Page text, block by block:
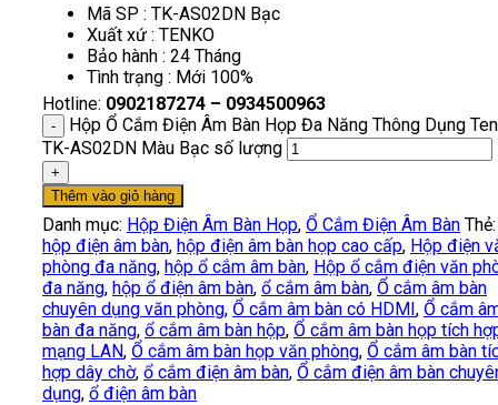
Mã SP : TK-AS02DN Bạc
Xuất xứ : TENKO
Bảo hành : 24 Tháng
Tình trạng : Mới 100%
Hotline: 0902187274 – 0934500963
Hộp Ổ Cắm Điện Âm Bàn Họp Đa Năng Thông Dụng
TK-AS02DN Màu Bạc số lượng
Thêm vào giỏ hàng
Danh mục: Hộp Điện Âm Bàn Họp, Ổ Cắm Điện Âm Bàn Thẻ:
hộp điện âm bàn, hộp điện âm bàn họp cao cấp, Hộp điện
phòng đa năng, hộp ổ cắm âm bàn, Hộp ổ cắm điện văn
đa năng, hộp ổ điện âm bàn, ổ cắm âm bàn, Ổ cắm âm bàn
chuyên dụng văn phòng, Ổ cắm âm bàn có HDMI, Ổ cắm
bàn đa năng, ổ cắm âm bàn hộp, Ổ cắm âm bàn họp tích
mạng LAN, Ổ cắm âm bàn họp văn phòng, Ổ cắm âm bàn
hợp dây chờ, ổ cắm điện âm bàn, Ổ cắm điện âm bàn
dụng, ổ điện âm bàn